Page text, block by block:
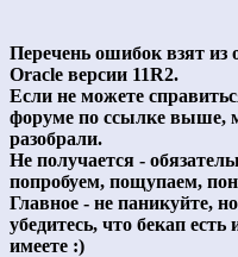
Перечень ошибок взят
Oracle версии 11R2.
Если не можете
форуме по ссылке выше,
разобрали.
Не получается -
попробуем, пощупаем,
Главное - не паникуйте,
убедитесь, что бекап есть
имеете :)